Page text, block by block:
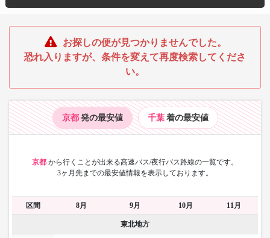
お探しの便が見つかりませんでした。
恐れ入りますが、条件を変えて再度検索してくださ
い。
京都 発の最安値 千葉 着の最安値
京都 から行くことが出来る高速バス/夜行バス路線の一覧です。
3ヶ月先までの最安値情報を表示しております。
区間 8月 9月 10月 11月
東北地方